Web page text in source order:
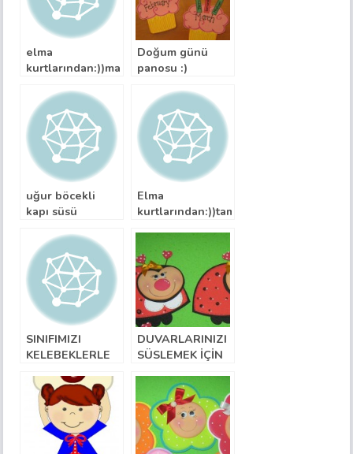
elma
kurtlarından:))mantar
okyanusa
dönüştü:)
Doğum günü
panosu :)
uğur böcekli
kapı süsü
Elma
kurtlarından:))tamamı
SINIFIMIZI
KELEBEKLERLE
DUVARLARINIZI
SÜSLEMEK İÇİN
BÖCEKLERİ :)